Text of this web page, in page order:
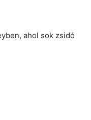
ahol sok zsidó